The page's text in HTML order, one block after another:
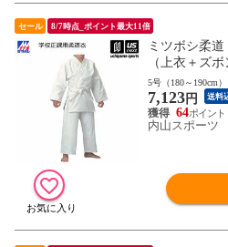
セール 8/7時点_ポイント最大11倍
ミツボシ柔
（上衣＋ズ
【J062 授業
用/名入れ・
象】[自社]
5号（180～190cm）
7,123円 送料
64
内山スポーツ